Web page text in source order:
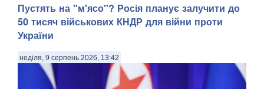
Пустять на "м'ясо"? Росія планує залучити до
50 тисяч військових КНДР для війни проти
України
неділя, 9 серпень 2026, 13:42